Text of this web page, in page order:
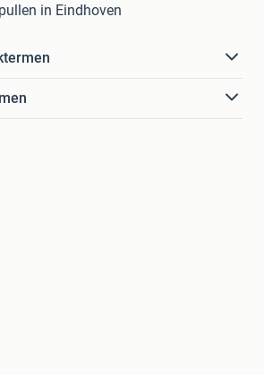
in Eindhoven